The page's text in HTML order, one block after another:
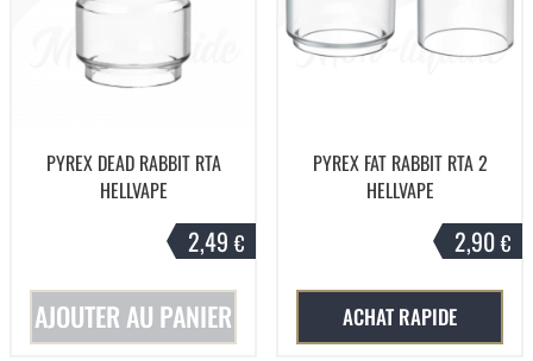
PYREX DEAD RABBIT RTA
HELLVAPE
2,49€
AJOUTER AU PANIER
PYREX FAT RABBIT RTA 2
HELLVAPE
2,90€
ACHAT RAPIDE